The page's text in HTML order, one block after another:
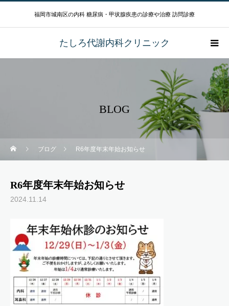
福岡市城南区の内科 糖尿病・甲状腺疾患の診療や治療 訪問診療
たしろ代謝内科クリニック
BLOG
ブログ R6年度年末年始お知らせ
R6年度年末年始お知らせ
2024.11.14